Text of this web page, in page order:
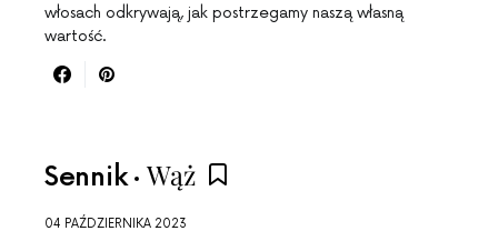
włosach odkrywają, jak postrzegamy naszą własną
wartość.
Sennik Wąż
04 PAŹDZIERNIKA 2023